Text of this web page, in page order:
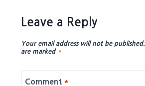
Leave a Reply
Your email address will not be published.
are marked *
Comment *